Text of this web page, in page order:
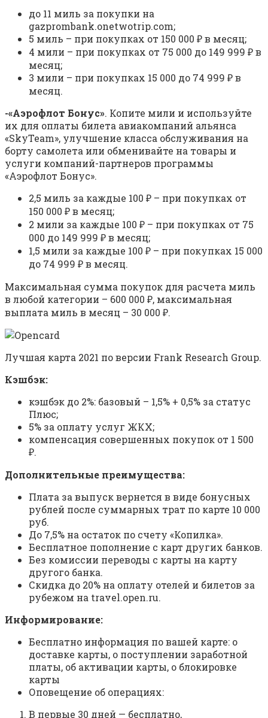
до 11 миль за покупки на
gazprombank.onetwotrip.com;
5 миль – при покупках от 150 000 ₽ в месяц;
4 мили – при покупках от 75 000 до 149 999 ₽ в
месяц;
3 мили – при покупках 15 000 до 74 999 ₽ в
месяц.
-«Аэрофлот Бонус». Копите мили и используйте
их для оплаты билета авиакомпаний альянса
«SkyTeam», улучшение класса обслуживания на
борту самолета или обменивайте на товары и
услуги компаний-партнеров программы
«Аэрофлот Бонус».
2,5 миль за каждые 100 ₽ – при покупках от
150 000 ₽ в месяц;
2 мили за каждые 100 ₽ – при покупках от 75
000 до 149 999 ₽ в месяц;
1,5 мили за каждые 100 ₽ – при покупках 15 000
до 74 999 ₽ в месяц.
Максимальная сумма покупок для расчета миль
в любой категории – 600 000 ₽, максимальная
выплата миль в месяц – 30 000 ₽.
Лучшая карта 2021 по версии Frank Research Group.
Кэшбэк:
кэшбэк до 2%: базовый – 1,5% + 0,5% за статус
Плюс;
5% за оплату услуг ЖКХ;
компенсация совершенных покупок от 1 500
₽.
Дополнительные преимущества:
Плата за выпуск вернется в виде бонусных
рублей после суммарных трат по карте 10 000
руб.
До 7,5% на остаток по счету «Копилка».
Бесплатное пополнение с карт других банков.
Без комиссии переводы с карты на карту
другого банка.
Скидка до 20% на оплату отелей и билетов за
рубежом на travel.open.ru.
Информирование:
Бесплатно информация по вашей карте: о
доставке карты, о поступлении заработной
платы, об активации карты, о блокировке
карты
Оповещение об операциях:
В первые 30 дней — бесплатно,